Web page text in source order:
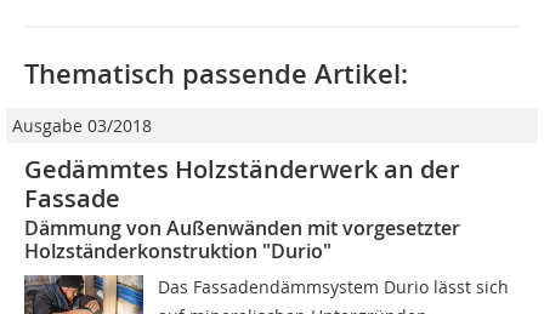
Thematisch passende Artikel:
Ausgabe 03/2018
Gedämmtes Holzständerwerk an der
Fassade
Dämmung von Außenwänden mit vorgesetzter
Holzständerkonstruktion "Durio"
Das Fassadendämmsystem Durio lässt sich